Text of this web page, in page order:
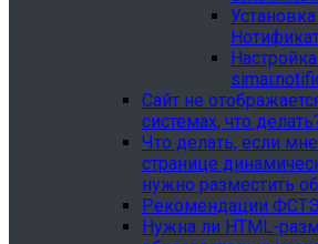
Сайт не
системах, что
Что делать, если
странице
нужно разместить
Рекомендации
Нужна ли HTML-